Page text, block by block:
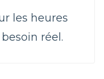
les heures
réel.